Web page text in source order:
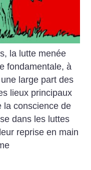
la lutte menée
fondamentale, à
large part des
lieux principaux
la conscience de
dans les luttes
reprise en main